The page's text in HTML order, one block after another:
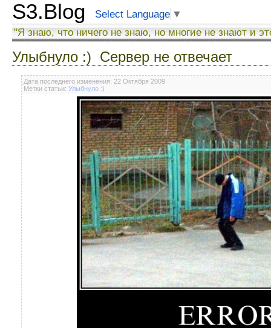
S3.Blog Select Language ▼
"Я знаю, что ничего не знаю, но многие не знают и
Улыбнуло :) Сервер не отвечает
Дата последнего изменения: 22 Октября 2009
Метки статьи: Улыбнуло :)